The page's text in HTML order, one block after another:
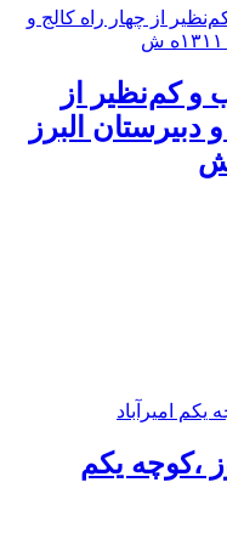
و کم‌نظیر از
دبيرستان البرز
،کوچه یکم